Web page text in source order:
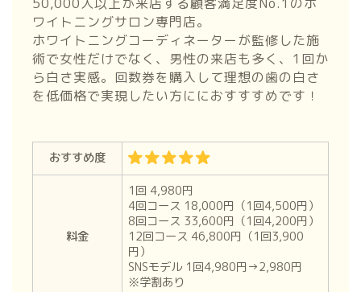
ワイトニングサロン専門店。
ホワイトニングコーディネーターが監修した施
術で女性だけでなく、男性の来店も多く、1回か
ら白さ実感。回数券を購入して理想の歯の白さ
を低価格で実現したい方ににおすすすめです！
おすすめ度
料金
1回 4,980円
4回コース 18,000円（1回4,500円）
8回コース 33,600円（1回4,200円）
12回コース 46,800円（1回3,900
円）
SNSモデル 1回4,980円→2,980円
※学割あり